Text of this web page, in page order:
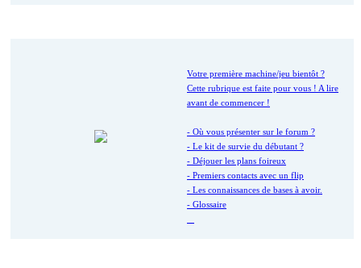
Votre première machine/jeu bientôt ?
Cette rubrique est faite pour vous ! A lire
avant de commencer !
- Où vous présenter sur le forum ?
- Le kit de survie du débutant ?
- Déjouer les plans foireux
- Premiers contacts avec un flip
- Les connaissances de bases à avoir.
- Glossaire